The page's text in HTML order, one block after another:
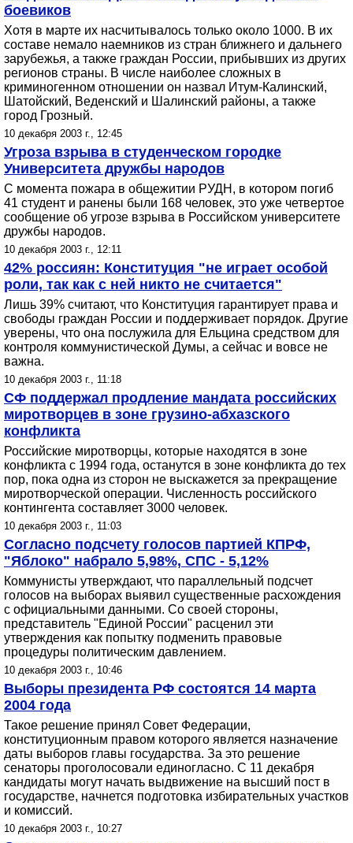
боевиков
Хотя в марте их насчитывалось только около 1000. В их
составе немало наемников из стран ближнего и дальнего
зарубежья, а также граждан России, прибывших из других
регионов страны. В числе наиболее сложных в
криминогенном отношении он назвал Итум-Калинский,
Шатойский, Веденский и Шалинский районы, а также
город Грозный.
10 декабря 2003 г., 12:45
Угроза взрыва в студенческом городке
Университета дружбы народов
С момента пожара в общежитии РУДН, в котором погиб
41 студент и ранены были 168 человек, это уже четвертое
сообщение об угрозе взрыва в Российском университете
дружбы народов.
10 декабря 2003 г., 12:11
42% россиян: Конституция "не играет особой
роли, так как с ней никто не считается"
Лишь 39% считают, что Конституция гарантирует права и
свободы граждан России и поддерживает порядок. Другие
уверены, что она послужила для Ельцина средством для
контроля коммунистической Думы, а сейчас и вовсе не
важна.
10 декабря 2003 г., 11:18
СФ поддержал продление мандата российских
миротворцев в зоне грузино-абхазского
конфликта
Российские миротворцы, которые находятся в зоне
конфликта с 1994 года, останутся в зоне конфликта до тех
пор, пока одна из сторон не выскажется за прекращение
миротворческой операции. Численность российского
контингента составляет 3000 человек.
10 декабря 2003 г., 11:03
Согласно подсчету голосов партией КПРФ,
"Яблоко" набрало 5,98%, СПС - 5,12%
Коммунисты утверждают, что параллельный подсчет
голосов на выборах выявил существенные расхождения
с официальными данными. Со своей стороны,
представитель "Единой России" расценил эти
утверждения как попытку подменить правовые
процедуры политическим давлением.
10 декабря 2003 г., 10:46
Выборы президента РФ состоятся 14 марта
2004 года
Такое решение принял Совет Федерации,
конституционным правом которого является назначение
даты выборов главы государства. За это решение
сенаторы проголосовали единогласно. С 11 декабря
кандидаты могут начать выдвижение на высший пост в
государстве, начнется подготовка избирательных участков
и комиссий.
10 декабря 2003 г., 10:27